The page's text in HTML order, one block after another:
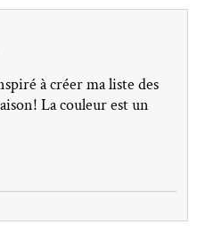
à créer ma liste des
La couleur est un